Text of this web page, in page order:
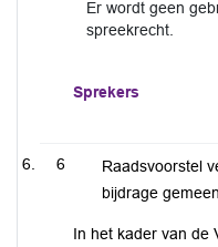
Er wordt geen
spreekrecht.
Sprekers
6
Raadsvoorstel
bijdrage
In het kader van de